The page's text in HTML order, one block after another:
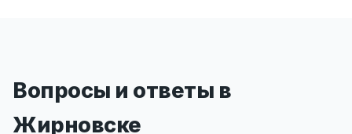
Вопросы и ответы в
Жирновске